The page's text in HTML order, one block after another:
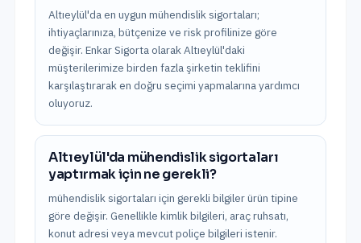
Altıeylül'da en uygun mühendislik sigortaları;
ihtiyaçlarınıza, bütçenize ve risk profilinize göre
değişir. Enkar Sigorta olarak Altıeylül'daki
müşterilerimize birden fazla şirketin teklifini
karşılaştırarak en doğru seçimi yapmalarına yardımcı
oluyoruz.
Altıeylül'da mühendislik sigortaları
yaptırmak için ne gerekli?
mühendislik sigortaları için gerekli bilgiler ürün tipine
göre değişir. Genellikle kimlik bilgileri, araç ruhsatı,
konut adresi veya mevcut poliçe bilgileri istenir.